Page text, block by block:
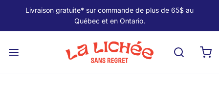
Livraison gratuite* sur commande de plus de 65$ au
Québec et en Ontario.